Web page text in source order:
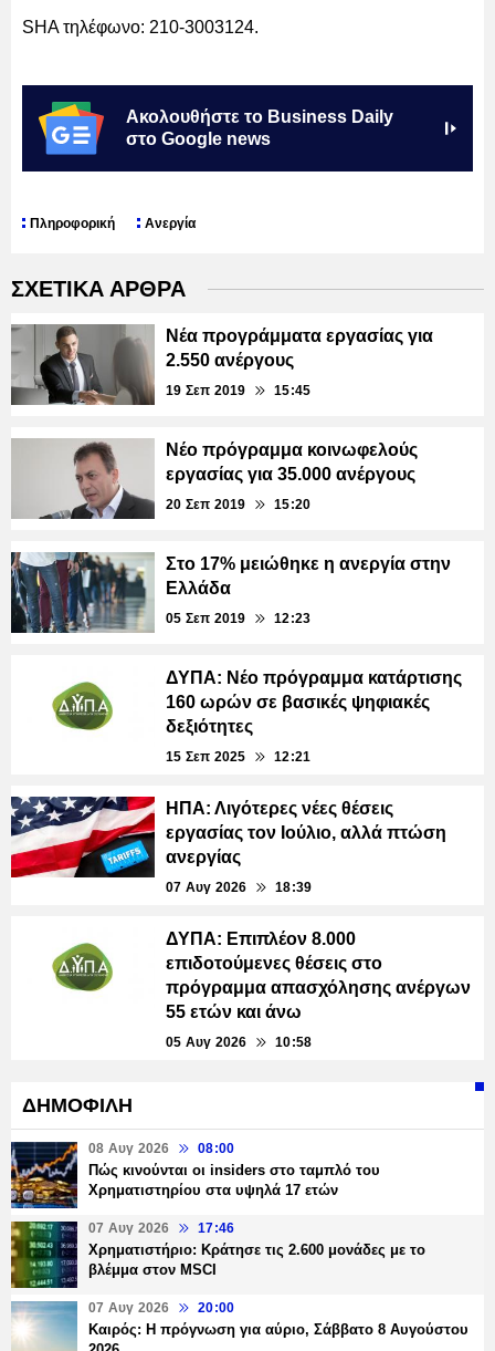
SHA τηλέφωνο: 210-3003124.
Ακολουθήστε το Business Daily
στο Google news
Πληροφορική Ανεργία
ΣΧΕΤΙΚΑ ΑΡΘΡΑ
Νέα προγράμματα εργασίας για
2.550 ανέργους
19 Σεπ 2019 15:45
Νέο πρόγραμμα κοινωφελούς
εργασίας για 35.000 ανέργους
20 Σεπ 2019 15:20
Στο 17% μειώθηκε η ανεργία στην
Ελλάδα
05 Σεπ 2019 12:23
ΔΥΠΑ: Νέο πρόγραμμα κατάρτισης
160 ωρών σε βασικές ψηφιακές
δεξιότητες
15 Σεπ 2025 12:21
ΗΠΑ: Λιγότερες νέες θέσεις
εργασίας τον Ιούλιο, αλλά πτώση
ανεργίας
07 Αυγ 2026 18:39
ΔΥΠΑ: Επιπλέον 8.000
επιδοτούμενες θέσεις στο
πρόγραμμα απασχόλησης ανέργων
55 ετών και άνω
05 Αυγ 2026 10:58
ΔΗΜΟΦΙΛΗ
08 Αυγ 2026 08:00
Πώς κινούνται οι insiders στο ταμπλό του
Χρηματιστηρίου στα υψηλά 17 ετών
07 Αυγ 2026 17:46
Χρηματιστήριο: Κράτησε τις 2.600 μονάδες με το
βλέμμα στον MSCI
07 Αυγ 2026 20:00
Καιρός: Η πρόγνωση για αύριο, Σάββατο 8 Αυγούστου